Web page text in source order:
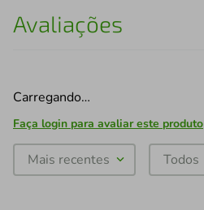
Avaliações
Carregando…
Faça login para avaliar este produto
Mais recentes Todos